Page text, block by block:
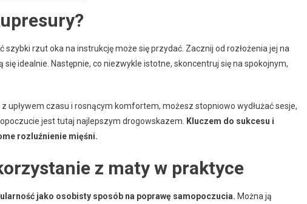
rzut oka na instrukcję może się przydać. Zacznij od rozłożenia jej na
się idealnie. Następnie, co niezwykle istotne, skoncentruj się na spokojnym,
upływem czasu i rosnącym komfortem, możesz stopniowo wydłużać sesje,
jest tutaj najlepszym drogowskazem.
Kluczem do sukcesu i
rozluźnienie mięśni.
z maty w praktyce
jako osobisty sposób na poprawę samopoczucia. Można ją